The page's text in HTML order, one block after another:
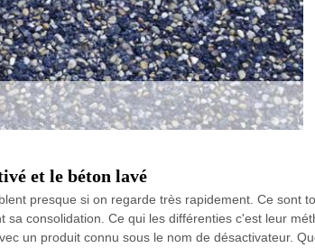
et le béton lavé
presque si on regarde très rapidement. Ce sont
consolidation. Ce qui les différenties c'est leur
un produit connu sous le nom de désactivateur.